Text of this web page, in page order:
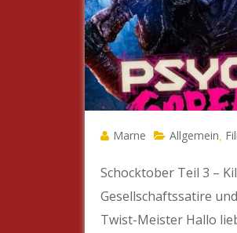
Marne Allgemein
Schocktober Teil 3 –
Gesellschaftssatire
Twist-Meister Hallo